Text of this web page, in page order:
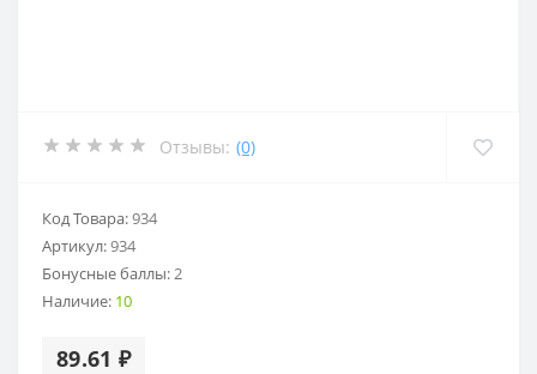
Отзывы: (0)
Код Товара:934
Артикул:934
Бонусные баллы:2
Наличие: 10
89.61 ₽